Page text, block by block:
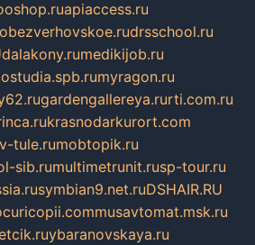
apiaccess.ru
bezverhovskoe.rudrsschool.ru
dalakony.rumedikijob.ru
myragon.ru
gardengallereya.rurti.com.ru
krasnodarkurort.com
tule.rumobtopik.ru
sib.rumultimetrunit.rusp-tour.ru
symbian9.net.ruDSHAIR.RU
musavtomat.msk.ru
ybaranovskaya.ru